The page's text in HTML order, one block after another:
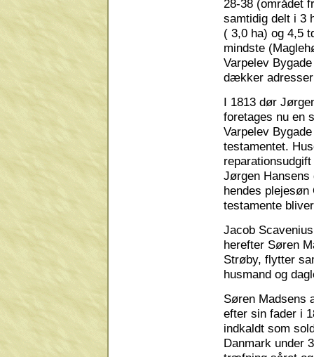
28-38 (området
samtidig delt i 3
( 3,0 ha) og 4,5
mindste
Varpelev
dækker
I 1813 dør
foretages nu en
Varpelev
testamentet.
Jørgen
hendes
testamente
Jacob
herefter Søren
Strøby, flytter
husmand og
Søren Madsens
efter sin fader i
indkaldt som
Danmark under